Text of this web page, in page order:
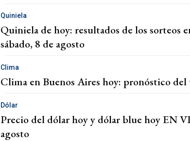
Quiniela
Quiniela de hoy: resultados de los sorteos
sábado, 8 de agosto
Clima
Clima en Buenos Aires hoy: pronóstico
Dólar
Precio del dólar hoy y dólar blue hoy EN
agosto